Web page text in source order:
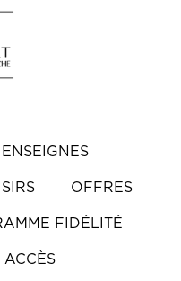
ENSEIGNES
OFFRES
FIDÉLITÉ